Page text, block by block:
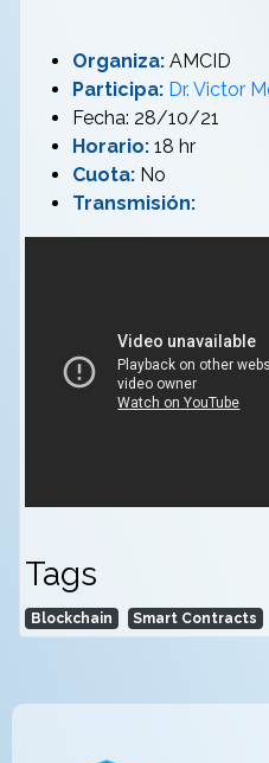
Organiza: AMCID
Participa: Dr. Victor
Fecha: 28/10/21
Horario: 18 hr
Cuota: No
Transmisión:
Tags
Blockchain Smart Contracts